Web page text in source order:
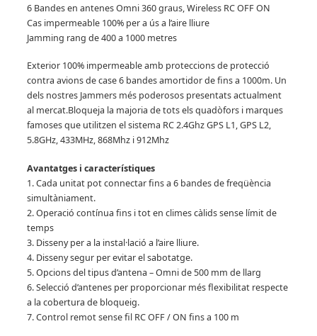
6 Bandes en antenes Omni 360 graus, Wireless RC OFF ON
Cas impermeable 100% per a ús a l’aire lliure
Jamming rang de 400 a 1000 metres
Exterior 100% impermeable amb proteccions de protecció
contra avions de case 6 bandes amortidor de fins a 1000m. Un
dels nostres Jammers més poderosos presentats actualment
al mercat.Bloqueja la majoria de tots els quadòfors i marques
famoses que utilitzen el sistema RC 2.4Ghz GPS L1, GPS L2,
5.8GHz, 433MHz, 868Mhz i 912Mhz
Avantatges i característiques
1. Cada unitat pot connectar fins a 6 bandes de freqüència
simultàniament.
2. Operació contínua fins i tot en climes càlids sense límit de
temps
3. Disseny per a la instal·lació a l’aire lliure.
4. Disseny segur per evitar el sabotatge.
5. Opcions del tipus d’antena – Omni de 500 mm de llarg
6. Selecció d’antenes per proporcionar més flexibilitat respecte
a la cobertura de bloqueig.
7. Control remot sense fil RC OFF / ON fins a 100 m